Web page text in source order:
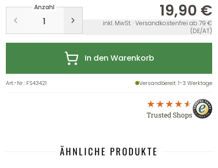
Anzahl 19,90 €
inkl. MwSt. · Versandkostenfrei ab 79 €
(DE/AT)
In den Warenkorb
Art.-Nr.: FS43421 Versandbereit: 1-3 Werktage
Trusted Shops
ÄHNLICHE PRODUKTE